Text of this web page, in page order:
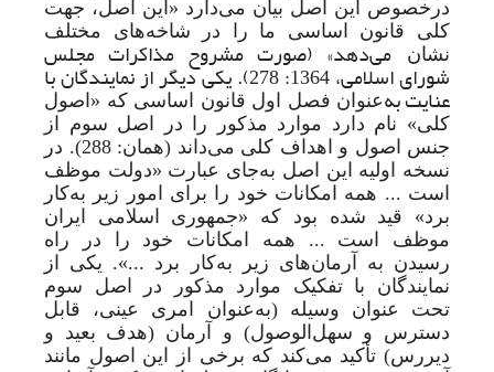
در‌خصوص این اصل بیان می‌دارد «این اصل، جهت
کلی قانون اساسی ما را در شاخه‌های مختلف
نشان
می‌دهد» (صورت مشروح مذاکرات مجلس
شورای اسلامی، 1364: 278). یکی دیگر از نمایندگان با
عنایت بهعنوان فصل اول قانون اساسی که «اصول
کلی» نام دارد موارد مذکور را در اصل سوم از
جنس اصول و اهداف کلی می‌داند (همان: 288). در
نسخه اولیه این اصل بهجای عبارت «دولت موظف
است ... همه امکانات خود را برای امور زیر به‌کار
برد» قید شده بود که «جمهوری اسلامی ایران
موظف است ... همه امکانات خود را در راه
رسیدن به آرمانهای زیر به‌کار برد ...». یکی از
نمایندگان با تفکیک موارد مذکور در اصل سوم
تحت عنوان وسیله (به‌عنوان امری عینی، قابل
دسترس و سهل الوصول) و آرمان (هدف بعید و
دیررس) تأکید می‌کند که برخی از این اصول مانند